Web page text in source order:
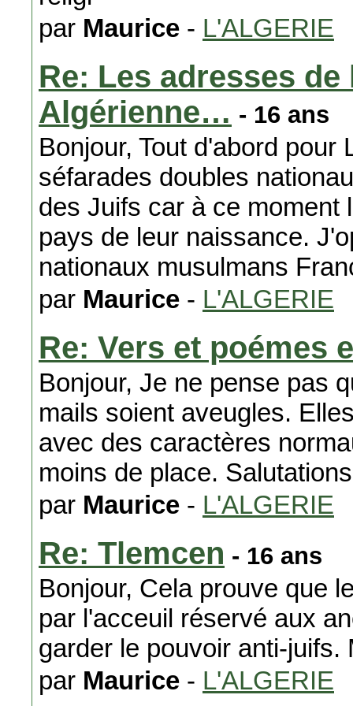
par Maurice - L'ALGERIE
Re: Les adresses
Algérienne… - 16 ans
Bonjour, Tout d'abord pour
séfarades doubles
des Juifs car à ce moment
pays de leur naissance.
nationaux musulmans
par Maurice - L'ALGERIE
Re: Vers et poémes
Bonjour, Je ne pense pas
mails soient aveugles.
avec des caractères
moins de place.
par Maurice - L'ALGERIE
Re: Tlemcen - 16 ans
Bonjour, Cela prouve que
par l'acceuil réservé aux
garder le pouvoir anti-juifs.
par Maurice - L'ALGERIE